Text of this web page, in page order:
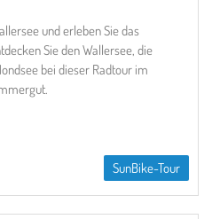
und erleben Sie das
Sie den Wallersee, die
bei dieser Radtour im
SunBike-Tour